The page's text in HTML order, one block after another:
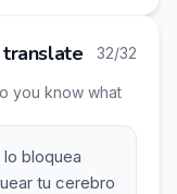
translate 32/32
you know what
bloquea
tu cerebro